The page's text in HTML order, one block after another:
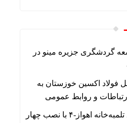
گردشگری جزیره مینو در
فولاد اکسین خوزستان به
و روابط عمومی
بهینه‌سازی عملکرد تلمبه‌خانه اهواز-۴ با نصب چهار